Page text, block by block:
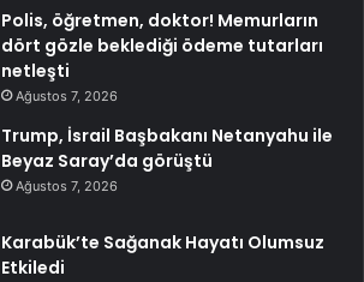
Polis, öğretmen, doktor! Memurların
dört gözle beklediği ödeme tutarları
netleşti
Ağustos 7, 2026
Trump, İsrail Başbakanı Netanyahu ile
Beyaz Saray’da görüştü
Ağustos 7, 2026
Karabük’te Sağanak Hayatı Olumsuz
Etkiledi